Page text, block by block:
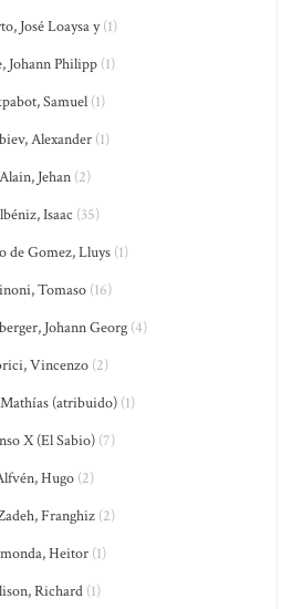
José Loaysa y(1)
Johann Philipp(1)
Samuel(1)
Alexander (1)
Alain, Jehan(2)
Isaac (35)
de Gomez, Lluys(1)
Tomaso(16)
Johann Georg (4)
Vincenzo(2)
(atribuido) (1)
X (El Sabio) (7)
Hugo (2)
Franghiz (2)
Heitor (1)
Richard(1)